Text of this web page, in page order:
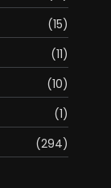
(15)
(11)
(10)
(1)
(294)